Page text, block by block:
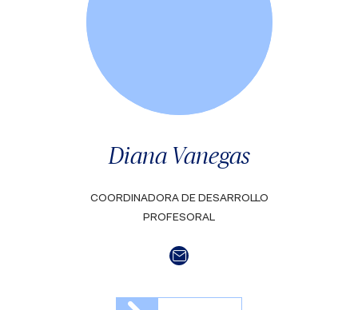
Diana Vanegas
COORDINADORA DE DESARROLLO
PROFESORAL